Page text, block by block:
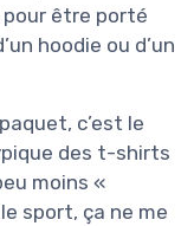
pour être porté
hoodie ou d’un
c’est le
des t-shirts
moins «
sport, ça ne me